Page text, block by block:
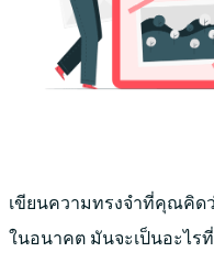
เขียนความทรงจำที่คุณคิ
ในอนาคต มันจะเป็นอะไ